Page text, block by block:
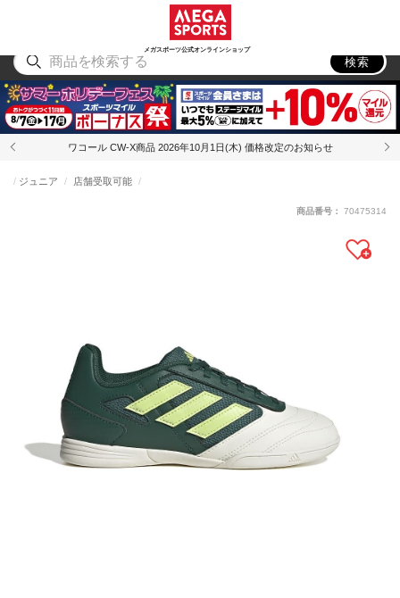
メガスポーツ公式オンラインショップ
アウトドア
検索
ワコール CW-X商品 2026年10月1日(木) 価格改定のお知らせ
ジュニア 店舗受取可能
商品番号： 70475314